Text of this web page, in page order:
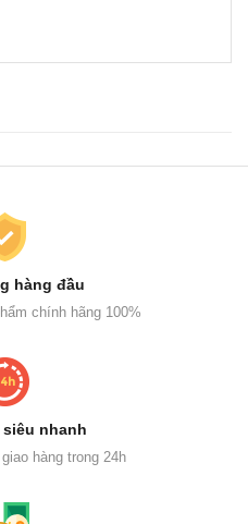
hàng đầu
chính hãng 100%
nhanh
hàng trong 24h